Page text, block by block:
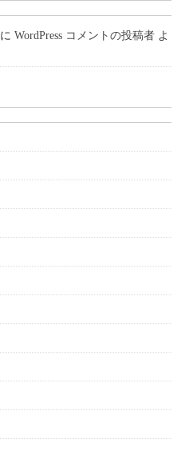
にWordPress コメントの投稿者 よ